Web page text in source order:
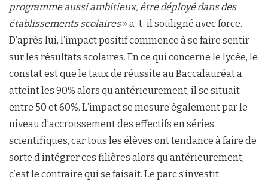
programme aussi ambitieux, être déployé dans des
établissements scolaires» a-t-il souligné avec force.
D’après lui, l’impact positif commence à se faire sentir
sur les résultats scolaires. En ce qui concerne le lycée, le
constat est que le taux de réussite au Baccalauréat a
atteint les 90% alors qu’antérieurement, il se situait
entre 50 et 60%. L’impact se mesure également par le
niveau d’accroissement des effectifs en séries
scientifiques, car tous les élèves ont tendance à faire de
sorte d’intégrer ces filières alors qu’antérieurement,
c’est le contraire qui se faisait. Le parc s’investit